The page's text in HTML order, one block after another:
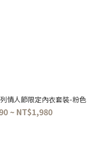
情人節限定內衣套裝-粉色
~ NT$1,980